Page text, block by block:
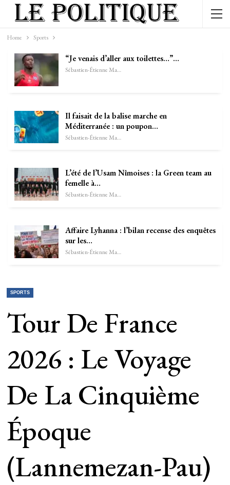
Home Sports
“Je venais d’aller aux toilettes…”…
Sébastien-Étienne Marechal
Il faisait de la balise marche en
Méditerranée : un poupon…
Sébastien-Étienne Marechal
L’été de l’Usam Nîmoises : la Green team au
femelle à…
Sébastien-Étienne Marechal
Affaire Lyhanna : l’bilan recense des enquêtes
sur les…
Sébastien-Étienne Marechal
SPORTS
Tour De France
2026 : Le Voyage
De La Cinquième
Époque
(Lannemezan-Pau)